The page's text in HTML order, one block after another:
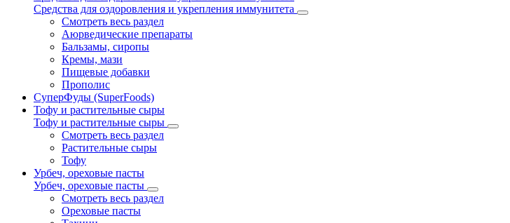
Средства для оздоровления и укрепления иммунитета
Смотреть весь раздел
Аюрведические препараты
Бальзамы, сиропы
Кремы, мази
Пищевые добавки
Прополис
СуперФуды (SuperFoods)
Тофу и растительные сыры
Тофу и растительные сыры
Смотреть весь раздел
Растительные сыры
Тофу
Урбеч, ореховые пасты
Урбеч, ореховые пасты
Смотреть весь раздел
Ореховые пасты